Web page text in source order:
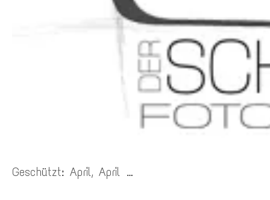
Geschützt: April, April …